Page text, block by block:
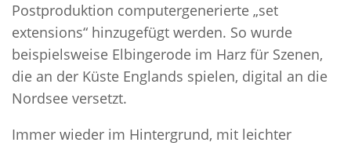
Postproduktion computergenerierte „set
extensions“ hinzugefügt werden. So wurde
beispielsweise Elbingerode im Harz für Szenen,
die an der Küste Englands spielen, digital an die
Nordsee versetzt.
Immer wieder im Hintergrund, mit leichter